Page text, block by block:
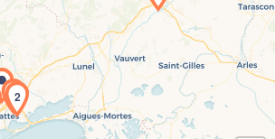
Chargement de la carte en cours...
12